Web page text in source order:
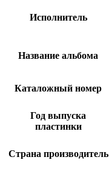
Исполнитель
Название альбома
Каталожный номер
Год выпуска
пластинки
Страна производитель